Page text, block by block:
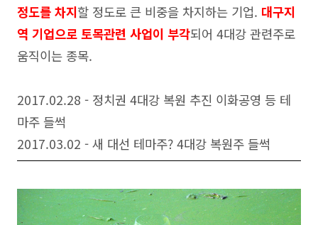
정도를 차지할 정도로 큰 비중을 차지하는 기업. 대구지
역 기업으로 토목관련 사업이 부각되어 4대강 관련주로
움직이는 종목.
2017.02.28 - 정치권 4대강 복원 추진 이화공영 등 테
마주 들썩
2017.03.02 - 새 대선 테마주? 4대강 복원주 들썩